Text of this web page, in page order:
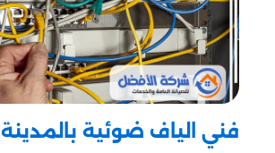
فني الياف ضوئية بالمدينة